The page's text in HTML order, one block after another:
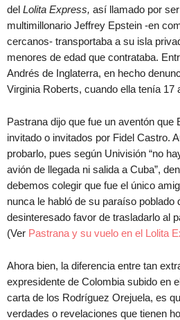
del Lolita Express, así llamado por
multimillonario Jeffrey Epstein -en
cercanos- transportaba a su isla
menores de edad que contrataba.
Andrés de Inglaterra, en hecho
Virginia Roberts, cuando ella tenía 17
Pastrana dijo que fue un aventón que
invitado o invitados por Fidel Castro.
probarlo, pues según Univisión “no
avión de llegada ni salida a Cuba”,
debemos colegir que fue el único
nunca le habló de su paraíso poblado
desinteresado favor de trasladarlo al
(Ver Pastrana y su vuelo en el Lolita
Ahora bien, la diferencia entre tan
expresidente de Colombia subido en
carta de los Rodríguez Orejuela, es
verdades o revelaciones que tienen